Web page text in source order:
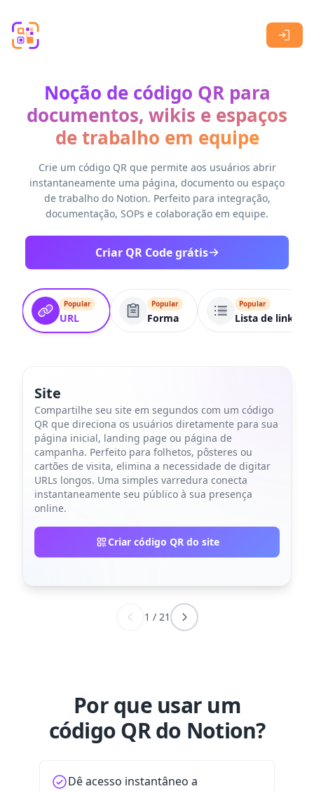
Noção de código QR para
documentos, wikis e espaços
de trabalho em equipe
Crie um código QR que permite aos usuários abrir
instantaneamente uma página, documento ou espaço
de trabalho do Notion. Perfeito para integração,
documentação, SOPs e colaboração em equipe.
Criar QR Code grátis
Popular
URL
Popular
Forma
Popular
Lista de links
Site
Compartilhe seu site em segundos com um código
QR que direciona os usuários diretamente para sua
página inicial, landing page ou página de
campanha. Perfeito para folhetos, pôsteres ou
cartões de visita, elimina a necessidade de digitar
URLs longos. Uma simples varredura conecta
instantaneamente seu público à sua presença
online.
Criar código QR do site
1 / 21
Por que usar um
código QR do Notion?
Dê acesso instantâneo a